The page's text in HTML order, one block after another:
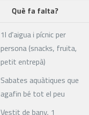
Què fa falta?
1l d'aigua i pícnic per
persona (snacks, fruita,
petit entrepà)
Sabates aquàtiques que
agafin bé tot el peu
Vestit de bany, 1